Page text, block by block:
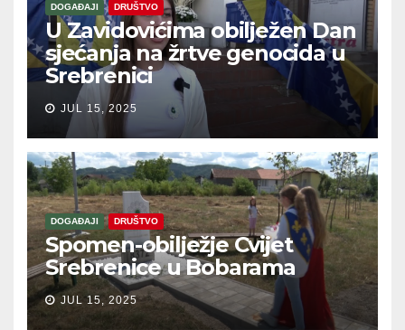
DOGAĐAJI DRUŠTVO
U Zavidovićima obilježen Dan
sjećanja na žrtve genocida u
Srebrenici
JUL 15, 2025
DOGAĐAJI DRUŠTVO
Spomen-obilježje Cvijet
Srebrenice u Bobarama
JUL 15, 2025